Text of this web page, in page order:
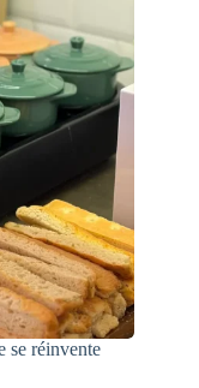
se réinvente